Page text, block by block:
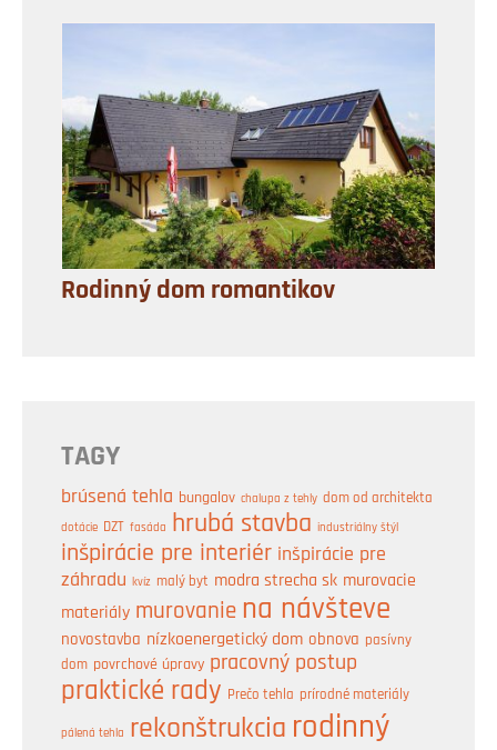
Rodinný dom romantikov
TAGY
brúsená tehla bungalov chalupa z tehly dom od architekta
dotácie DZT fasáda hrubá stavba industriálny štýl
inšpirácie pre interiér inšpirácie pre
záhradu kvíz malý byt modra strecha sk murovacie
materiály murovanie na návšteve
novostavba nízkoenergetický dom obnova pasívny
dom povrchové úpravy pracovný postup
praktické rady Prečo tehla prírodné materiály
pálená tehla rekonštrukcia rodinný